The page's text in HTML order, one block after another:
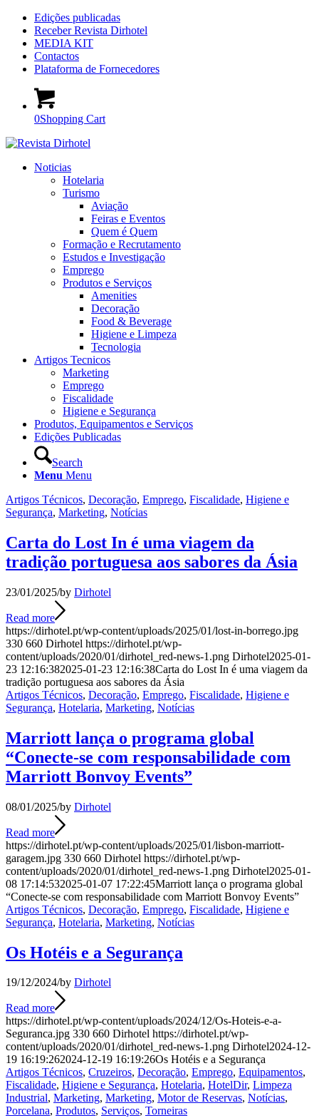
Edições publicadas
Receber Revista Dirhotel
MEDIA KIT
Contactos
Plataforma de Fornecedores
0Shopping Cart
Noticias
Hotelaria
Turismo
Aviação
Feiras e Eventos
Quem é Quem
Formação e Recrutamento
Estudos e Investigação
Emprego
Produtos e Serviços
Amenities
Decoração
Food & Beverage
Higiene e Limpeza
Tecnologia
Artigos Tecnicos
Marketing
Emprego
Fiscalidade
Higiene e Segurança
Produtos, Equipamentos e Serviços
Edições Publicadas
Search
Menu Menu
Artigos Técnicos, Decoração, Emprego, Fiscalidade, Higiene e
Segurança, Marketing, Notícias
Carta do Lost In é uma viagem da
tradição portuguesa aos sabores da Ásia
23/01/2025/by Dirhotel
Read more
https://dirhotel.pt/wp-content/uploads/2025/01/lost-in-borrego.jpg
330 660 Dirhotel https://dirhotel.pt/wp-
content/uploads/2020/01/dirhotel_red-news-1.png Dirhotel2025-01-
23 12:16:382025-01-23 12:16:38Carta do Lost In é uma viagem da
tradição portuguesa aos sabores da Ásia
Artigos Técnicos, Decoração, Emprego, Fiscalidade, Higiene e
Segurança, Hotelaria, Marketing, Notícias
Marriott lança o programa global
“Conecte-se com responsabilidade com
Marriott Bonvoy Events”
08/01/2025/by Dirhotel
Read more
https://dirhotel.pt/wp-content/uploads/2025/01/lisbon-marriott-
garagem.jpg 330 660 Dirhotel https://dirhotel.pt/wp-
content/uploads/2020/01/dirhotel_red-news-1.png Dirhotel2025-01-
08 17:14:532025-01-07 17:22:45Marriott lança o programa global
“Conecte-se com responsabilidade com Marriott Bonvoy Events”
Artigos Técnicos, Decoração, Emprego, Fiscalidade, Higiene e
Segurança, Hotelaria, Marketing, Notícias
Os Hotéis e a Segurança
19/12/2024/by Dirhotel
Read more
https://dirhotel.pt/wp-content/uploads/2024/12/Os-Hoteis-e-a-
Seguranca.jpg 330 660 Dirhotel https://dirhotel.pt/wp-
content/uploads/2020/01/dirhotel_red-news-1.png Dirhotel2024-12-
19 16:19:262024-12-19 16:19:26Os Hotéis e a Segurança
Artigos Técnicos, Cruzeiros, Decoração, Emprego, Equipamentos,
Fiscalidade, Higiene e Segurança, Hotelaria, HotelDir, Limpeza
Industrial, Marketing, Marketing, Motor de Reservas, Notícias,
Porcelana, Produtos, Serviços, Torneiras